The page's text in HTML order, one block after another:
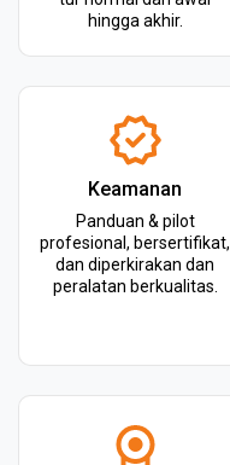
hingga akhir.
Keamanan
Panduan & pilot
profesional, bersertifikat,
dan diperkirakan dan
peralatan berkualitas.